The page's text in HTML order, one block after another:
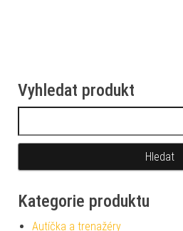
Vyhledat produkt
Kategorie produktu
Autíčka a trenažéry